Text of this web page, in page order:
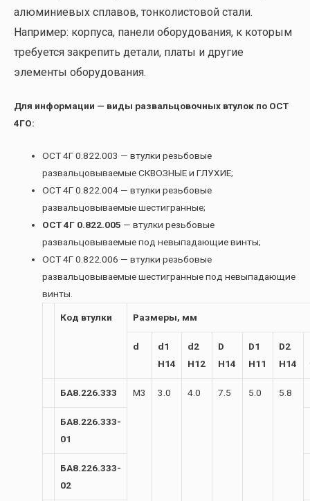
алюминиевых сплавов, тонколистовой стали.
Например: корпуса, панели оборудования, к которым
требуется закрепить детали, платы и другие
элементы оборудования.
Для информации — виды развальцовочных втулок по ОСТ
4ГО:
ОСТ 4Г 0.822.003 — втулки резьбовые
развальцовываемые СКВОЗНЫЕ и ГЛУХИЕ;
ОСТ 4Г 0.822.004 — втулки резьбовые
развальцовываемые шестигранные;
ОСТ 4Г 0.822.005 — втулки резьбовые
развальцовываемые под невыпадающие винты;
ОСТ 4Г 0.822.006 — втулки резьбовые
развальцовываемые шестигранные под невыпадающие
винты.
Код втулки Размеры, мм
d
d1
H14
d2
H12
D
H14
D1
H11
D2
H14
БА8.226.333 М3 3.0 4.0 7.5 5.0 5.8
БА8.226.333-
01
БА8.226.333-
02